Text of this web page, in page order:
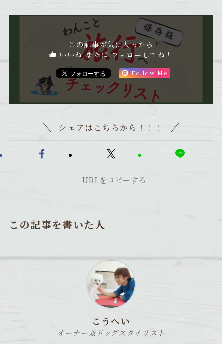
この記事が気に入ったら
いいね または フォローしてね！
Follow Me
シェアはこちらから！！！
URLをコピーする
この記事を書いた人
こうへい
オーナー兼ドッグスタイリスト